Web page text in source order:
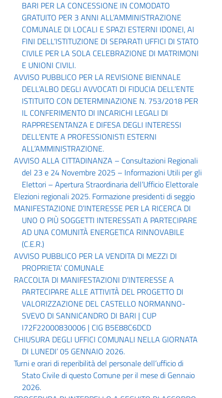
BARI PER LA CONCESSIONE IN COMODATO
GRATUITO PER 3 ANNI ALL’AMMINISTRAZIONE
COMUNALE DI LOCALI E SPAZI ESTERNI IDONEI, AI
FINI DELL’ISTITUZIONE DI SEPARATI UFFICI DI STATO
CIVILE PER LA SOLA CELEBRAZIONE DI MATRIMONI
E UNIONI CIVILI.
AVVISO PUBBLICO PER LA REVISIONE BIENNALE
DELL’ALBO DEGLI AVVOCATI DI FIDUCIA DELL’ENTE
ISTITUITO CON DETERMINAZIONE N. 753/2018 PER
IL CONFERIMENTO DI INCARICHI LEGALI DI
RAPPRESENTANZA E DIFESA DEGLI INTERESSI
DELL’ENTE A PROFESSIONISTI ESTERNI
ALL’AMMINISTRAZIONE.
AVVISO ALLA CITTADINANZA – Consultazioni Regionali
del 23 e 24 Novembre 2025 – Informazioni Utili per gli
Elettori – Apertura Straordinaria dell’Ufficio Elettorale
Elezioni regionali 2025. Formazione presidenti di seggio
MANIFESTAZIONE D’INTERESSE PER LA RICERCA DI
UNO O PIÙ SOGGETTI INTERESSATI A PARTECIPARE
AD UNA COMUNITÀ ENERGETICA RINNOVABILE
(C.E.R.)
AVVISO PUBBLICO PER LA VENDITA DI MEZZI DI
PROPRIETA’ COMUNALE
RACCOLTA DI MANIFESTAZIONI D’INTERESSE A
PARTECIPARE ALLE ATTIVITÀ DEL PROGETTO DI
VALORIZZAZIONE DEL CASTELLO NORMANNO-
SVEVO DI SANNICANDRO DI BARI | CUP
I72F22000830006 | CIG B5E88C6DCD
CHIUSURA DEGLI UFFICI COMUNALI NELLA GIORNATA
DI LUNEDI’ 05 GENNAIO 2026.
Turni e orari di reperibilità del personale dell’ufficio di
Stato Civile di questo Comune per il mese di Gennaio
2026.